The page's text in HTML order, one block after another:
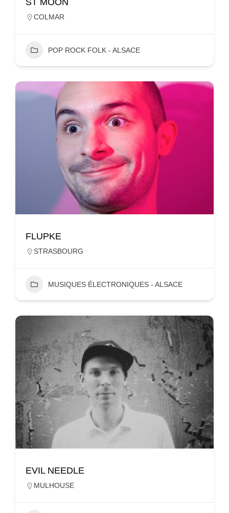
COLMAR
POP ROCK FOLK - ALSACE
FLUPKE
STRASBOURG
MUSIQUES ÉLECTRONIQUES - ALSACE
EVIL NEEDLE
MULHOUSE